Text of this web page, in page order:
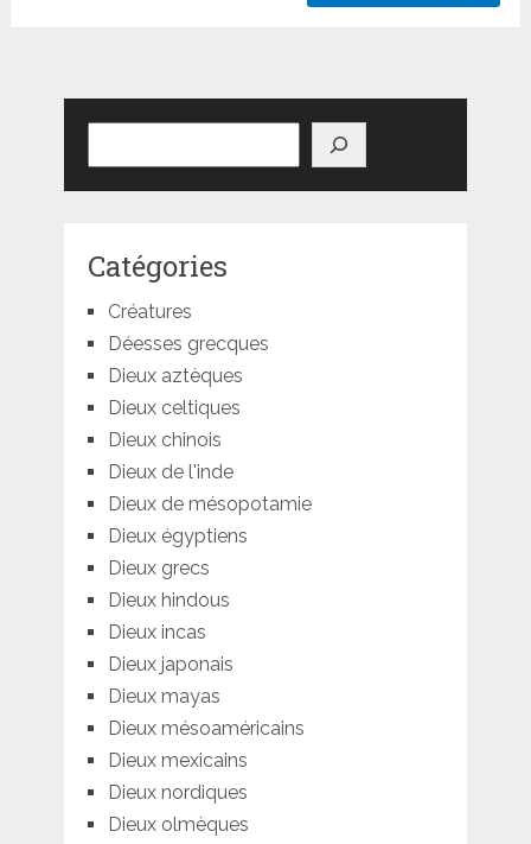
Catégories
Créatures
Déesses grecques
Dieux aztèques
Dieux celtiques
Dieux chinois
Dieux de l'inde
Dieux de mésopotamie
Dieux égyptiens
Dieux grecs
Dieux hindous
Dieux incas
Dieux japonais
Dieux mayas
Dieux mésoaméricains
Dieux mexicains
Dieux nordiques
Dieux olmèques